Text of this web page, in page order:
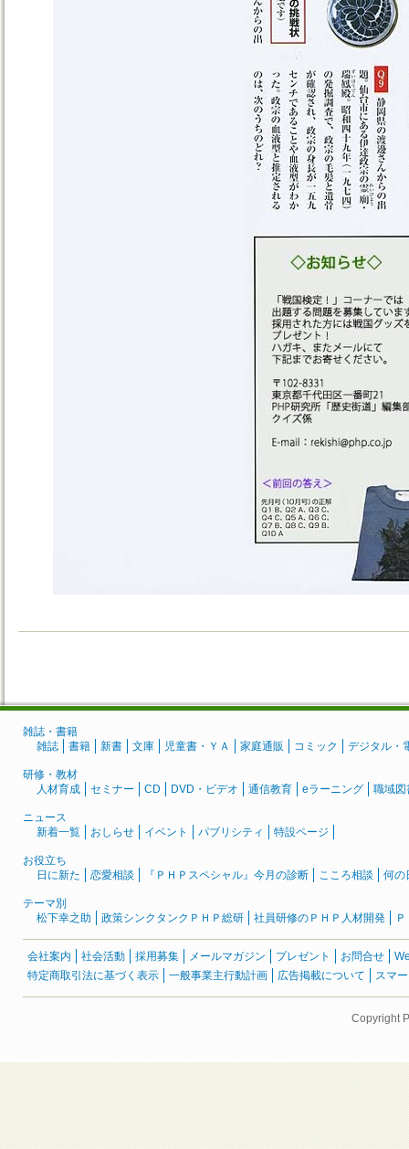
雑誌・書籍
雑誌
書籍 新書 文庫 児童書・ＹＡ 家庭通販 コミック デジタル・
研修・教材
人材育成
セミナー CD DVD・ビデオ 通信教育 eラーニング 職域図
ニュース
新着一覧
おしらせ イベント パブリシティ 特設ページ
お役立ち
日に新た
恋愛相談 『ＰＨＰスペシャル』今月の診断 こころ相談 何の
テーマ別
松下幸之助
政策シンクタンクＰＨＰ総研 社員研修のＰＨＰ人材開発
会社案内 社会活動 採用募集 メールマガジン プレゼント お問合せ
特定商取引法に基づく表示
一般事業主行動計画 広告掲載について スマ
Copyright